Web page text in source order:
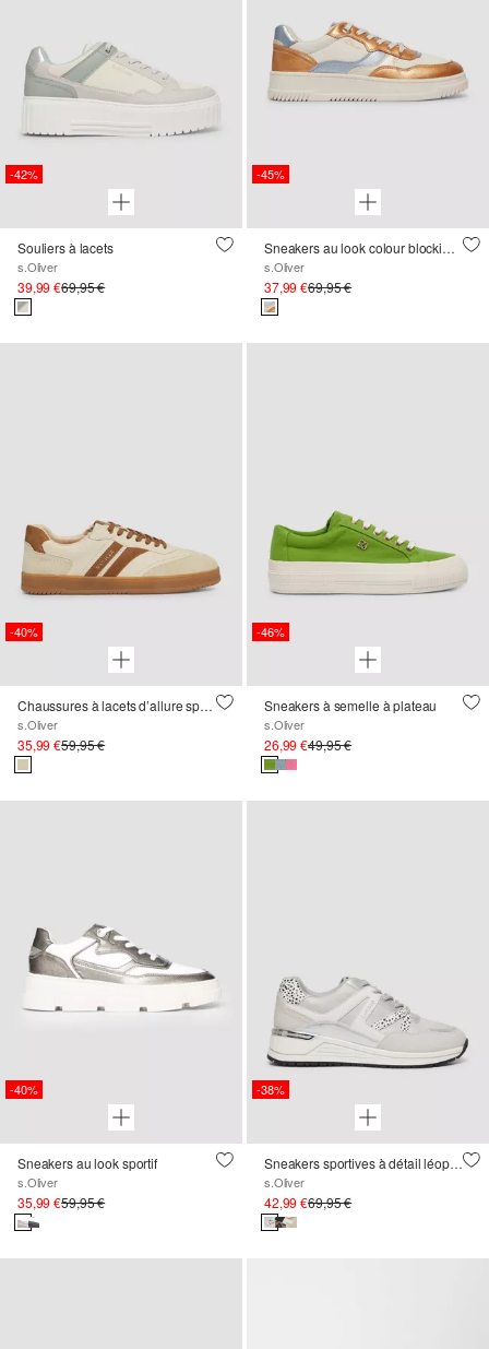
-42%
Souliers à lacets
s.Oliver
39,99 €69,95 €
-45%
Sneakers au look colour blocking tendance
s.Oliver
37,99 €69,95 €
-40%
Chaussures à lacets d’allure sportive
s.Oliver
35,99 €59,95 €
-46%
Sneakers à semelle à plateau
s.Oliver
26,99 €49,95 €
-40%
Sneakers au look sportif
s.Oliver
35,99 €59,95 €
-38%
Sneakers sportives à détail léopard
s.Oliver
42,99 €69,95 €